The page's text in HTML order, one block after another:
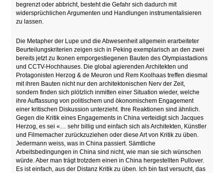
begrenzt oder abbricht, besteht die Gefahr sich dadurch mit
widersprüchlichen Argumenten und Handlungen instrumentalisieren
zu lassen.
Die Metapher der Lupe und die Abwesenheit allgemein erarbeiteter
Beurteilungskriterien zeigen sich in Peking exemplarisch an den zwei
bereits jetzt zu Ikonen emporgestiegenen Bauten des Olympiastadions
und CCTV-Hochhauses. Die global agierenden Architekten und
Protagonisten Herzog & de Meuron und Rem Koolhaas treffen diesmal
mit ihren Bauten nicht nur den architektonischen Nerv der Zeit,
sondern finden sich plötzlich inmitten einer Situation wieder, welche
ihre Auffassung von politischem und ökonomischem Engagement
einer kritischen Diskussion unterzieht. Ihre Reaktionen sind ähnlich.
Gegen die Kritik eines Engagements in China verteidigt sich Jacques
Herzog, es sei «… sehr billig und einfach sich als Architekten, Künstler
und Filmemacher zurückzuziehen oder diese Art von Kritik zu üben.
Jedermann weiss, was in China passiert. Sämtliche
Arbeitsbedingungen in China sind nicht, wie man sie sich wünschen
würde. Aber man trägt trotzdem einen in China hergestellten Pullover.
Es ist einfach, aus der Distanz Kritik zu üben. Ich bin fast versucht, das